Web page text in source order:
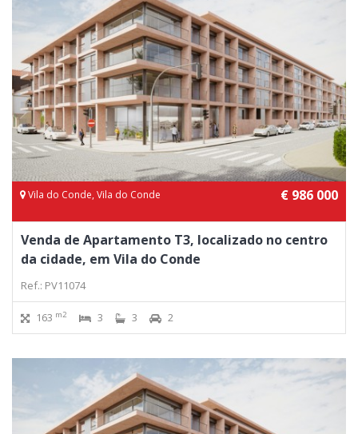
Vila do Conde, Vila do Conde € 986 000
Venda de Apartamento T3, localizado no centro
da cidade, em Vila do Conde
Ref.: PV11074
163 m2 3 3 2